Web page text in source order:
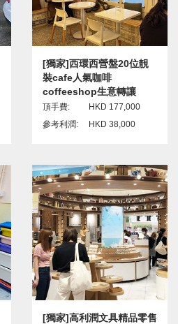
[獨家]西環西營盤20位靚
裝cafe人氣咖啡
coffeeshop生意轉讓
頂手費:
HKD 177,000
參考利潤:
HKD 38,000
[獨家]高利潤文具精品零售